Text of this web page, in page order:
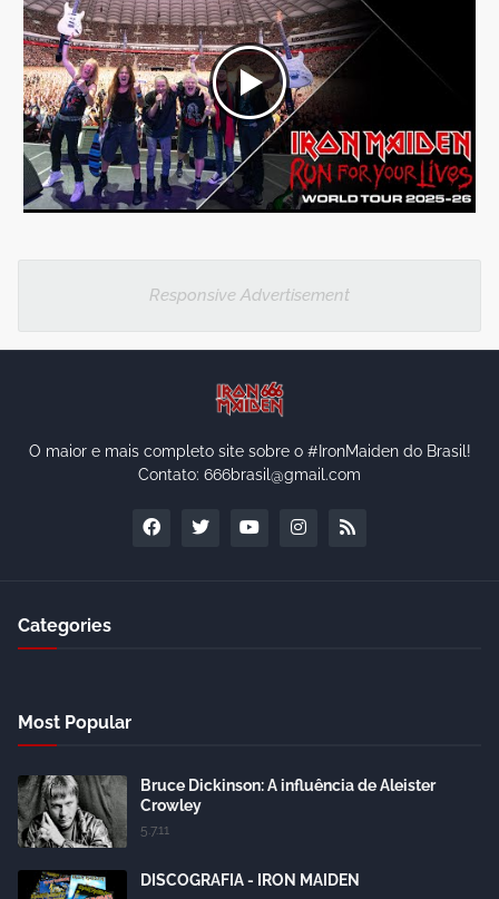
Responsive Advertisement
O maior e mais completo site sobre o #IronMaiden do Brasil!
Contato: 666brasil@gmail.com
Categories
Most Popular
Bruce Dickinson: A influência de Aleister
Crowley
5.7.11
DISCOGRAFIA - IRON MAIDEN